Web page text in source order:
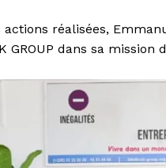
réalisées,
GROUP dans sa